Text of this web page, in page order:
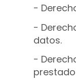
−
−
datos.
−